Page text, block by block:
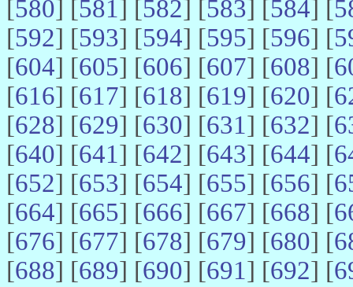
[580] [581] [582] [583] [584] [
[592] [593] [594] [595] [596] [
[604] [605] [606] [607] [608] [
[616] [617] [618] [619] [620] [
[628] [629] [630] [631] [632] [
[640] [641] [642] [643] [644] [
[652] [653] [654] [655] [656] [
[664] [665] [666] [667] [668] [
[676] [677] [678] [679] [680] [
[688] [689] [690] [691] [692] [